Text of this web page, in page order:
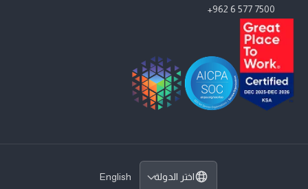
7500 577 6 962+
اختر الدولة English